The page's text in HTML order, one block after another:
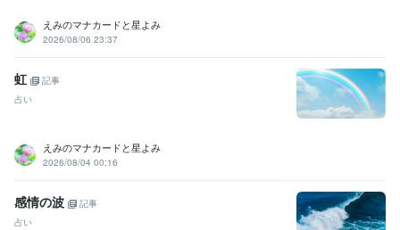
えみのマナカードと星よみ
2026/08/06 23:37
虹
記事
占い
えみのマナカードと星よみ
2026/08/04 00:16
感情の波
記事
占い